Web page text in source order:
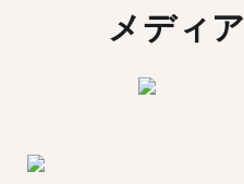
メディ